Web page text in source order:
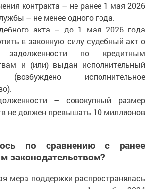
контракта – не ранее 1 мая 2026
– не менее одного года.
акта – до 1 мая 2026 года
в законную силу судебный акт о
задолженности по кредитным
и (или) выдан исполнительный
(возбуждено исполнительное
– совокупный размер
не должен превышать 10 миллионов
по сравнению с ранее
законодательством?
мера поддержки распространялась